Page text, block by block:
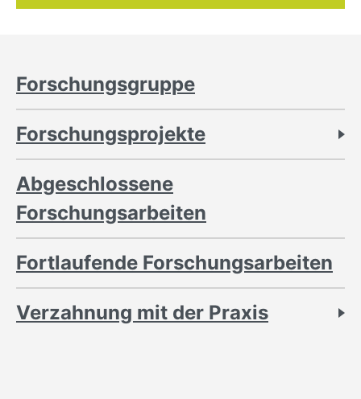
Forschungsgruppe
Forschungsprojekte
Abgeschlossene
Forschungsarbeiten
Fortlaufende Forschungsarbeiten
Verzahnung mit der Praxis